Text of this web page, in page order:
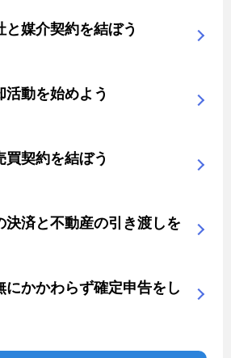
と媒介契約を結ぼう
活動を始めよう
買契約を結ぼう
決済と不動産の引き渡しを
にかかわらず確定申告をし